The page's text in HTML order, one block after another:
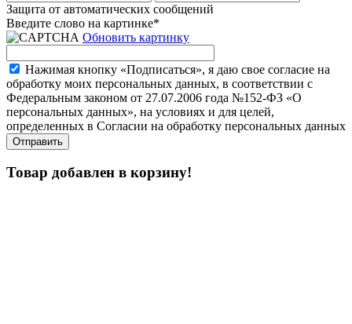
Защита от автоматических сообщений
Введите слово на картинке*
Обновить картинку
Нажимая кнопку «Подписаться», я даю свое согласие на
обработку моих персональных данных, в соответствии с
Федеральным законом от 27.07.2006 года №152-ФЗ «О
персональных данных», на условиях и для целей,
определенных в Согласии на обработку персональных данных
Товар добавлен в корзину!